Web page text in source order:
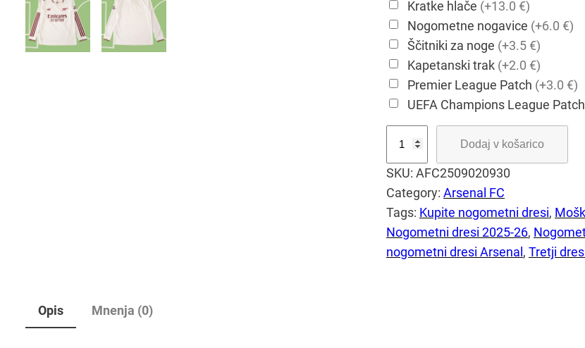
Kratke hlače (+13.0 €)
Nogometne nogavice (+6.0 €)
Ščitniki za noge (+3.5 €)
Kapetanski trak (+2.0 €)
Premier League Patch (+3.0 €)
UEFA Champions League
s
e
n
a
l
Dodaj v košarico
SKU: AFC2509020930
Category: Arsenal FC
Tags: Kupite nogometni dresi,
Nogometni dresi 2025-26,
nogometni dresi Arsenal, Tretji
Opis Mnenja (0)